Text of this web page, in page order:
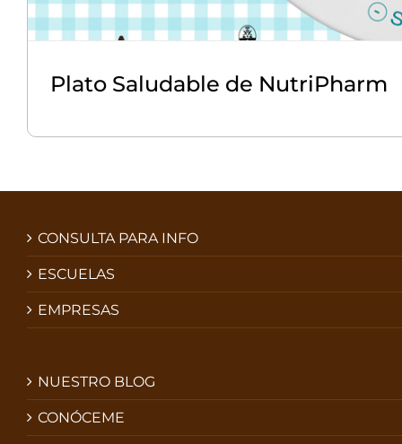
Plato Saludable de NutriPharm
CONSULTA PARA INFO
ESCUELAS
EMPRESAS
NUESTRO BLOG
CONÓCEME